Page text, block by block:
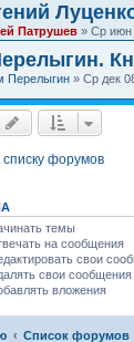
Патрушев » Ср июн
Перелыгин » Ср дек
списку форумов
темы
на сообщения
свои
свои сообщения
вложения
Список форумов